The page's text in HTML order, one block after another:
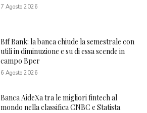
7 Agosto 2026
Bff Bank: la banca chiude la semestrale con
utili in diminuzione e su di essa scende in
campo Bper
6 Agosto 2026
Banca AideXa tra le migliori fintech al
mondo nella classifica CNBC e Statista